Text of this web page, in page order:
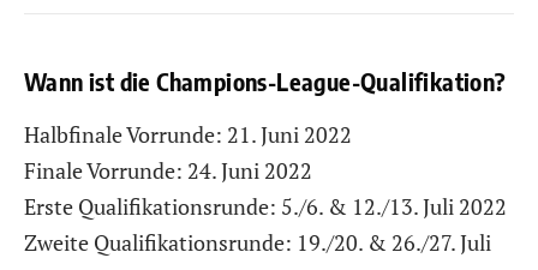
Wann ist die Champions-League-Qualifikation?
Halbfinale Vorrunde: 21. Juni 2022
Finale Vorrunde: 24. Juni 2022
Erste Qualifikationsrunde: 5./6. & 12./13. Juli 2022
Zweite Qualifikationsrunde: 19./20. & 26./27. Juli